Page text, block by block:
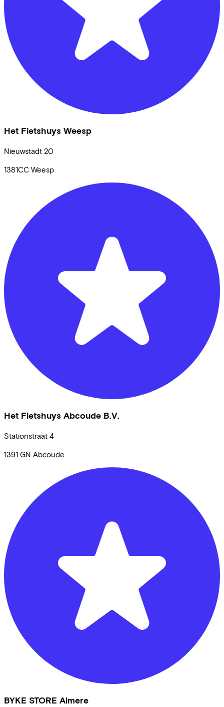
Het Fietshuys Weesp
Nieuwstadt 20
1381CC Weesp
Het Fietshuys Abcoude B.V.
Stationstraat 4
1391 GN Abcoude
BYKE STORE Almere